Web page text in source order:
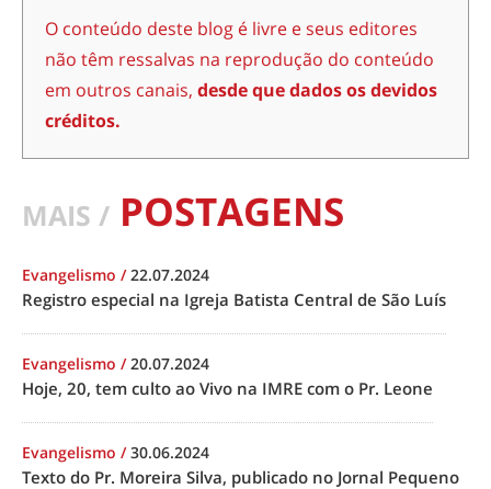
O conteúdo deste blog é livre e seus editores
não têm ressalvas na reprodução do conteúdo
em outros canais, desde que dados os devidos
créditos.
MAIS / POSTAGENS
Evangelismo /22.07.2024
Registro especial na Igreja Batista Central de São Luís
Evangelismo /20.07.2024
Hoje, 20, tem culto ao Vivo na IMRE com o Pr. Leone
Evangelismo /30.06.2024
Texto do Pr. Moreira Silva, publicado no Jornal Pequeno